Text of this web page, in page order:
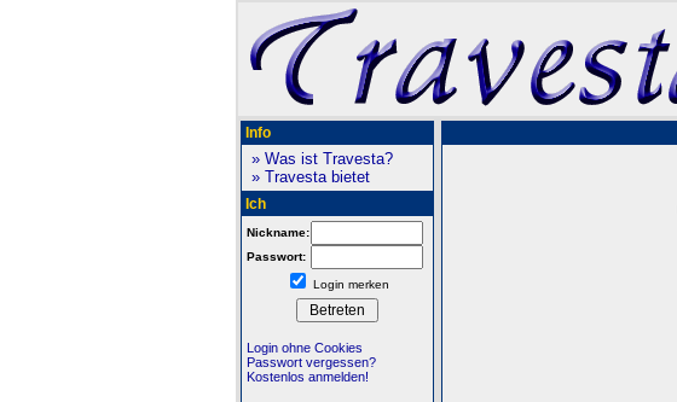
Info
» Was ist Travesta?
» Travesta bietet
Ich
Nickname:
Passwort:
Login merken
Login ohne Cookies
Passwort vergessen?
Kostenlos anmelden!